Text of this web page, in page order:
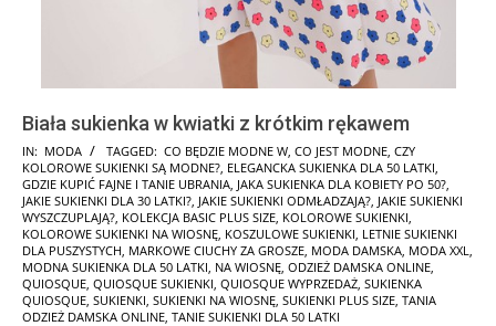
Biała sukienka w kwiatki z krótkim rękawem
2024-
08-
08
IN: MODA TAGGED: CO BĘDZIE MODNE W CO JEST MODNE CZY
KOLOROWE SUKIENKI SĄ MODNE? ELEGANCKA SUKIENKA DLA 50 LATKI
GDZIE KUPIĆ FAJNE I TANIE UBRANIA JAKA SUKIENKA DLA KOBIETY PO 50?
JAKIE SUKIENKI DLA 30 LATKI? JAKIE SUKIENKI ODMŁADZAJĄ? JAKIE SUKIENKI
WYSZCZUPLAJĄ? KOLEKCJA BASIC PLUS SIZE KOLOROWE SUKIENKI
KOLOROWE SUKIENKI NA WIOSNĘ KOSZULOWE SUKIENKI LETNIE SUKIENKI
DLA PUSZYSTYCH MARKOWE CIUCHY ZA GROSZE MODA DAMSKA MODA XXL
MODNA SUKIENKA DLA 50 LATKI NA WIOSNĘ ODZIEŻ DAMSKA ONLINE
QUIOSQUE QUIOSQUE SUKIENKI QUIOSQUE WYPRZEDAŻ SUKIENKA
QUIOSQUE SUKIENKI SUKIENKI NA WIOSNĘ SUKIENKI PLUS SIZE TANIA
ODZIEŻ DAMSKA ONLINE TANIE SUKIENKI DLA 50 LATKI